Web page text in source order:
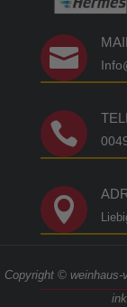

MAIL


Copyright ©